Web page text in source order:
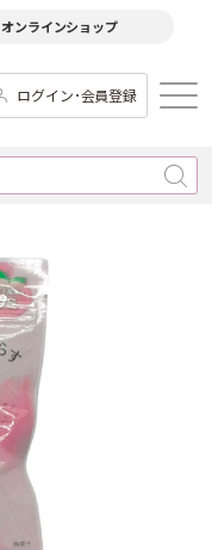
オンラインショップ
ログイン･会員登録